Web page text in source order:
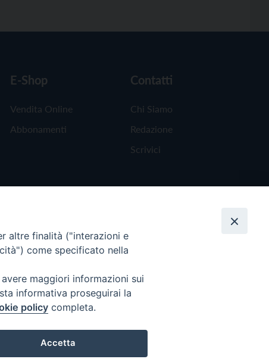
E-Shop
Vendita Online
Abbonamenti
Contatti
Chi Siamo
Redazione
Scrivici
altre finalità ("interazioni e
come specificato nella
maggiori informazioni sui
informativa proseguirai la
policy completa.
Accetta